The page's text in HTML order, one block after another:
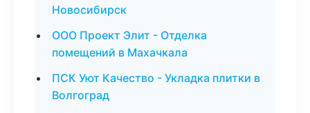
Новосибирск
ООО Проект Элит - Отделка
помещений в Махачкала
ПСК Уют Качество - Укладка плитки в
Волгоград